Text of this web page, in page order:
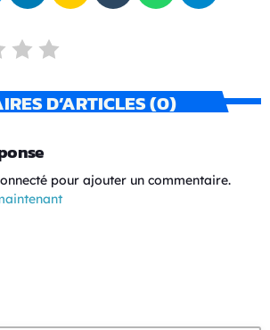
D’ARTICLES (0)
pour ajouter un commentaire.